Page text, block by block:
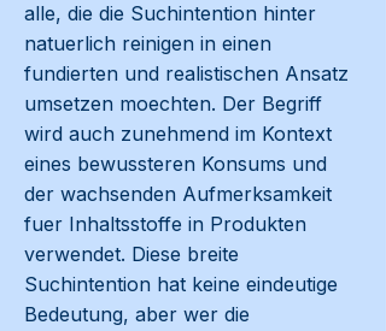
alle, die die Suchintention hinter
natuerlich reinigen in einen
fundierten und realistischen Ansatz
umsetzen moechten. Der Begriff
wird auch zunehmend im Kontext
eines bewussteren Konsums und
der wachsenden Aufmerksamkeit
fuer Inhaltsstoffe in Produkten
verwendet. Diese breite
Suchintention hat keine eindeutige
Bedeutung, aber wer die